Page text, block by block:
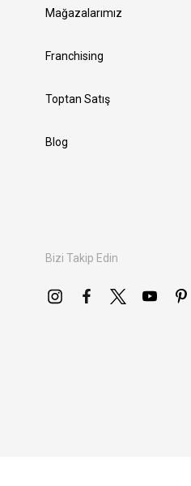
Mağazalarımız
Franchising
Toptan Satış
Blog
Bizi Takip Edin